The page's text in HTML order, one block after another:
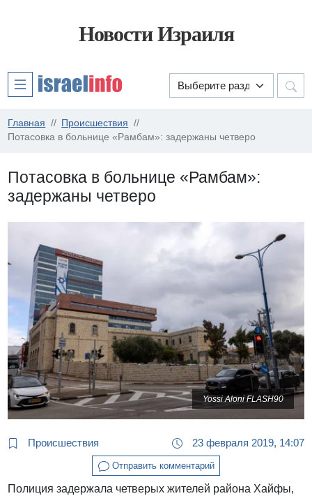
Новости Израиля
Главная
Происшествия
Потасовка в больнице «Рамбам»: задержаны четверо
Потасовка в больнице «Рамбам»:
задержаны четверо
Yossi Aloni FLASH90
Происшествия 23 февраля 2019, 14:07
Отправить комментарий
Полиция задержала четверых жителей района Хайфы,